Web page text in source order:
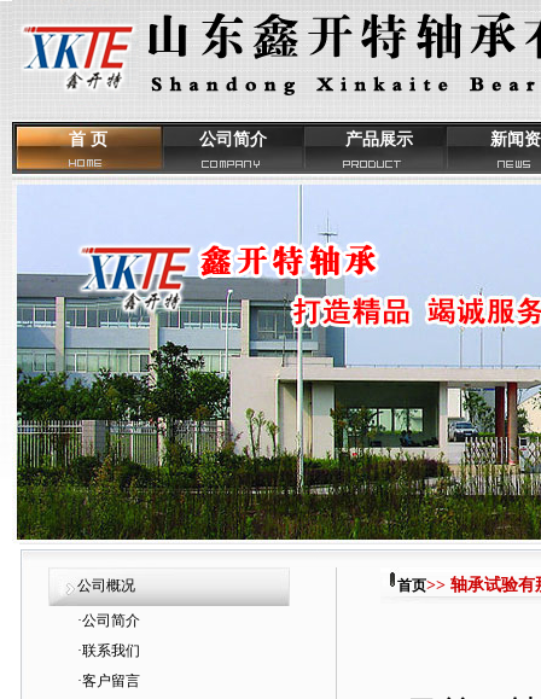
首 页 公司简介 产品展示 新闻
公司概况
·公司简介
·联系我们
·客户留言
首页>> 轴承试验有